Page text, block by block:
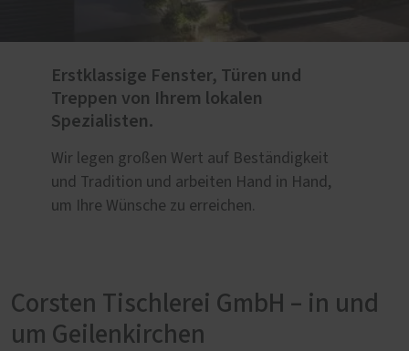
Erstklassige Fenster, Türen und
Treppen von Ihrem lokalen
Spezialisten.
Wir legen großen Wert auf Beständigkeit
und Tradition und arbeiten Hand in Hand,
um Ihre Wünsche zu erreichen.
Corsten Tischlerei GmbH – in und
um Geilenkirchen